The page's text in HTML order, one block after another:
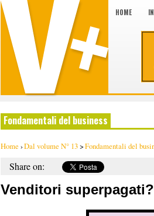
HOME
Fondamentali del business
Home ›Dal volume N° 13>Fondamentali del
Share on:
Venditori